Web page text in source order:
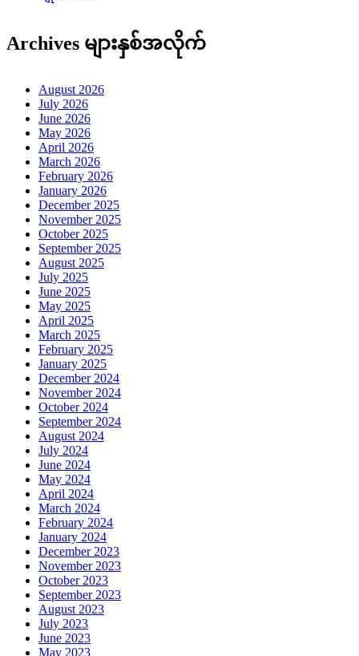
Archives များနှစ်အလိုက်
August 2026
July 2026
June 2026
May 2026
April 2026
March 2026
February 2026
January 2026
December 2025
November 2025
October 2025
September 2025
August 2025
July 2025
June 2025
May 2025
April 2025
March 2025
February 2025
January 2025
December 2024
November 2024
October 2024
September 2024
August 2024
July 2024
June 2024
May 2024
April 2024
March 2024
February 2024
January 2024
December 2023
November 2023
October 2023
September 2023
August 2023
July 2023
June 2023
May 2023